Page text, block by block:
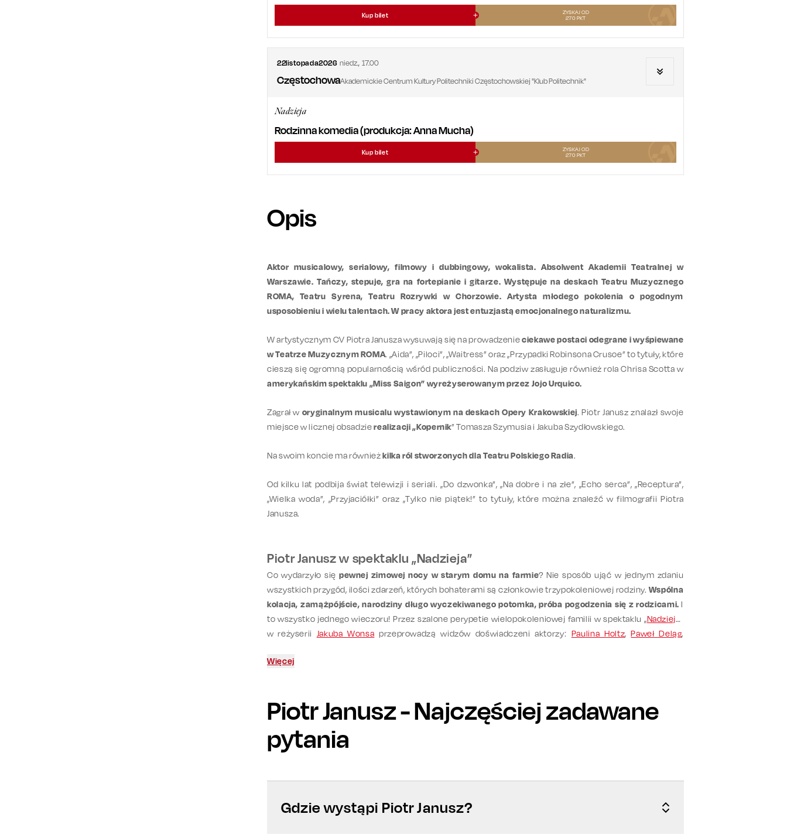
Kup bilet
ZYSKAJ OD
270 PKT
22listopada2026 niedz.,17.00
CzęstochowaAkademickie Centrum Kultury Politechniki Częstochowskiej "Klub Politechnik"
Nadzieja
Rodzinna komedia (produkcja: Anna Mucha)
Kup bilet
ZYSKAJ OD
270 PKT
Opis
Aktor musicalowy, serialowy, filmowy i dubbingowy, wokalista. Absolwent Akademii Teatralnej w
Warszawie. Tańczy, stepuje, gra na fortepianie i gitarze. Występuje na deskach Teatru Muzycznego
ROMA, Teatru Syrena, Teatru Rozrywki w Chorzowie. Artysta młodego pokolenia o pogodnym
usposobieniu i wielu talentach. W pracy aktora jest entuzjastą emocjonalnego naturalizmu.
W artystycznym CV Piotra Janusza wysuwają się na prowadzenieciekawe postaci odegrane i wyśpiewane
w Teatrze Muzycznym ROMA. „Aida”, „Piloci”, „Waitress” oraz „Przypadki Robinsona Crusoe” to tytuły, które
cieszą się ogromną popularnością wśród publiczności. Na podziw zasługuje również rola Chrisa Scotta w
amerykańskim spektaklu „Miss Saigon” wyreżyserowanym przez Jojo Urquico.
Zagrał w oryginalnym musicalu wystawionym na deskach Opery Krakowskiej. Piotr Janusz znalazł swoje
miejsce w licznej obsadzierealizacji „Kopernik” Tomasza Szymusia i Jakuba Szydłowskiego.
Na swoim koncie ma równieżkilka ról stworzonych dla Teatru Polskiego Radia.
Od kilku lat podbija świat telewizji i seriali. „Do dzwonka”, „Na dobre i na złe”, „Echo serca”, „Receptura”,
„Wielka woda”, „Przyjaciółki” oraz „Tylko nie piątek!” to tytuły, które można znaleźć w filmografii Piotra
Janusza.
Piotr Janusz w spektaklu „Nadzieja”
Co wydarzyło się pewnej zimowej nocy w starym domu na farmie? Nie sposób ująć w jednym zdaniu
wszystkich przygód, ilości zdarzeń, których bohaterami są członkowie trzypokoleniowej rodziny.Wspólna
kolacja, zamążpójście, narodziny długo wyczekiwanego potomka, próba pogodzenia się z rodzicami. I
to wszystko jednego wieczoru! Przez szalone perypetie wielopokoleniowej familii w spektaklu „Nadzieja
w reżyserii
Jakuba Wonsa przeprowadzą widzów doświadczeni aktorzy: Paulina Holtz,Paweł Deląg,
Więcej
Piotr Janusz- Najczęściej zadawane
pytania
Gdzie wystąpi Piotr Janusz?